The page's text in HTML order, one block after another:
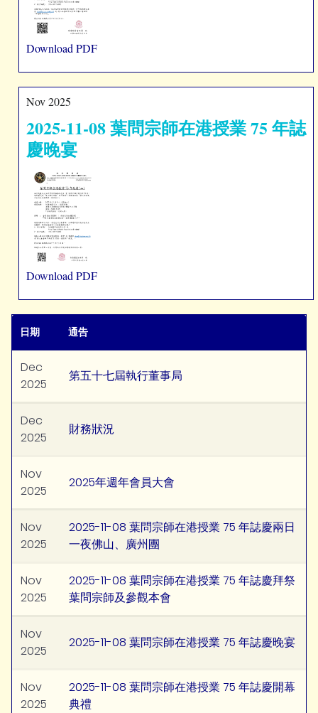
Download PDF
Nov 2025
2025-11-08 葉問宗師在港授業 75 年誌
慶晚宴
Download PDF
日期 通告
Dec
2025
第五十七屆執行董事局
Dec
2025
財務狀況
Nov
2025
2025年週年會員大會
Nov
2025
2025-11-08 葉問宗師在港授業 75 年誌慶兩日
一夜佛山、廣州團
Nov
2025
2025-11-08 葉問宗師在港授業 75 年誌慶拜祭
葉問宗師及參觀本會
Nov
2025
2025-11-08 葉問宗師在港授業 75 年誌慶晚宴
Nov
2025
2025-11-08 葉問宗師在港授業 75 年誌慶開幕
典禮